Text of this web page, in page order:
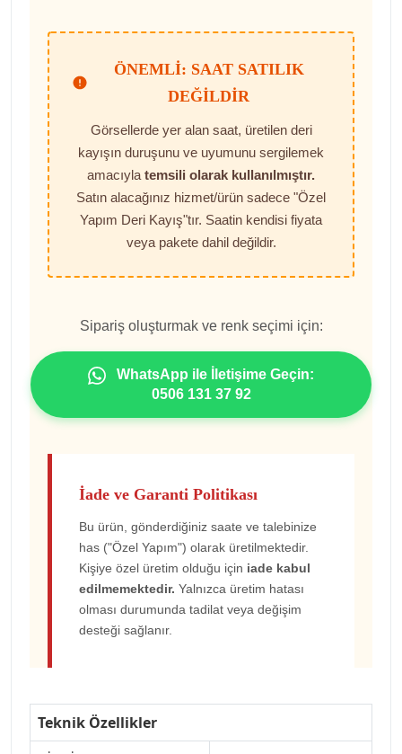
ÖNEMLI: SAAT SATILIK
DEĞILDIR
Görsellerde yer alan saat, üretilen deri
kayışın duruşunu ve uyumunu sergilemek
amacıyla temsili olarak kullanılmıştır.
Satın alacağınız hizmet/ürün sadece "Özel
Yapım Deri Kayış"tır. Saatin kendisi fiyata
veya pakete dahil değildir.
Sipariş oluşturmak ve renk seçimi için:
WhatsApp ile İletişime Geçin:
0506 131 37 92
İade ve Garanti Politikası
Bu ürün, gönderdiğiniz saate ve talebinize
has ("Özel Yapım") olarak üretilmektedir.
Kişiye özel üretim olduğu için iade kabul
edilmemektedir. Yalnızca üretim hatası
olması durumunda tadilat veya değişim
desteği sağlanır.
Teknik Özellikler